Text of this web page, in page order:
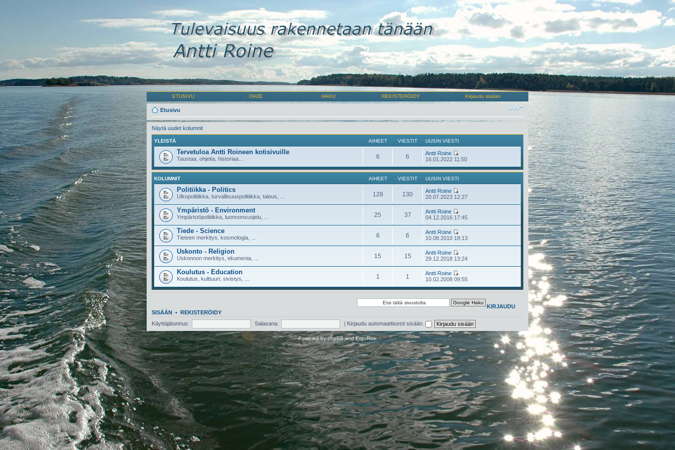
ETUSIVU OHJE HAKU REKISTERÖIDY Kirjaudu sisään
Etusivu
Näytä uudet kolumnit
YLEISTÄ AIHEET VIESTIT UUSIN VIESTI
Tervetuloa Antti Roineen kotisivuille
Taustaa, ohjeita, historiaa... 6 6
Antti Roine
16.01.2022 11:50
KOLUMNIT AIHEET VIESTIT UUSIN VIESTI
Politiikka - Politics
Ulkopolitiikka, turvallisuuspolitiikka, talous, ... 128 130
Antti Roine
20.07.2023 12:27
Ympäristö - Environment
Ympäristöpolitiikka, luonnonsuojelu, ... 25 37
Antti Roine
04.12.2016 17:45
Tiede - Science
Tieteen merkitys, kosmologia, ... 6 6
Antti Roine
10.08.2010 18:13
Uskonto - Religion
Uskonnon merkitys, ekumenia, ... 15 15
Antti Roine
29.12.2018 13:24
Koulutus - Education
Koulutus, kulttuuri, sivistys, ... 1 1
Antti Roine
10.02.2008 09:55
KIRJAUDU
SISÄÄN • REKISTERÖIDY
Käyttäjätunnus:
Salasana: | Kirjaudu automaattisesti sisään.
Powered byphpBBandErgoRise